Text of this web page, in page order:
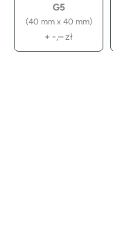
G5
(40 mm x 40 mm)
+ -,–zł